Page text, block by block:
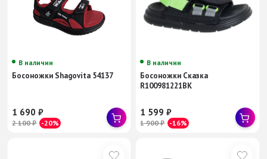
В наличии
Босоножки Shagovita 54137
1 690₽
2 100₽ -20%
В наличии
Босоножки Сказка
R100981221BK
1 599₽
1 900₽ -16%